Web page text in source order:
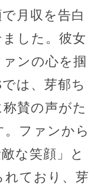
月収を告白
した。彼女
ンの心を掴
は、芽郁ち
賛の声がた
。ファンから
な笑顔」と
ており、芽